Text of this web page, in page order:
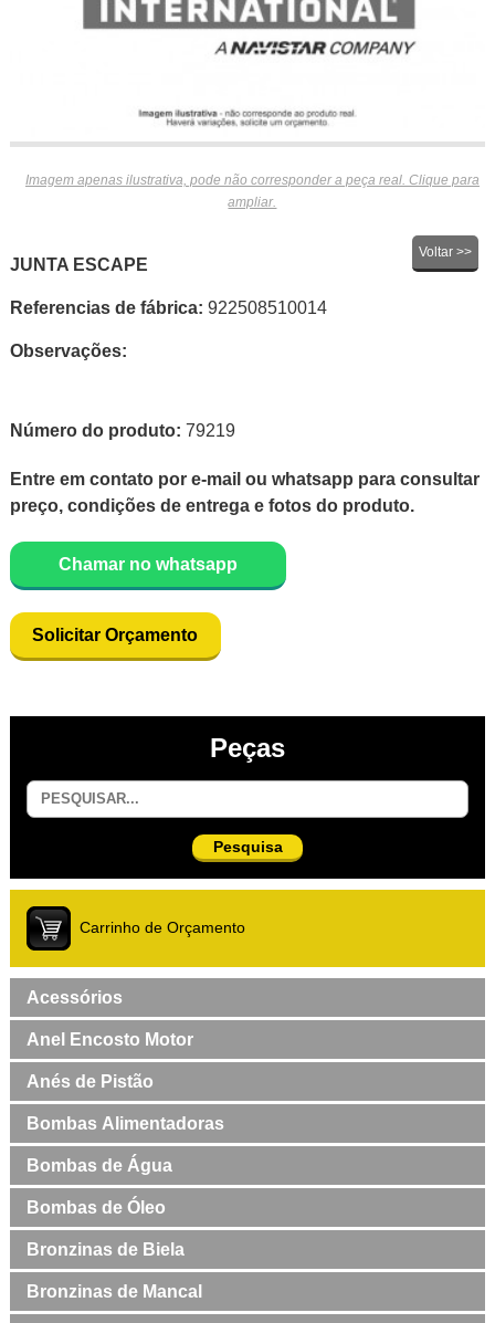
Imagem apenas ilustrativa, pode não corresponder a peça real. Clique para
ampliar.
Voltar >>
JUNTA ESCAPE
Referencias de fábrica: 922508510014
Observações:
Número do produto: 79219
Entre em contato por e-mail ou whatsapp para consultar
preço, condições de entrega e fotos do produto.
Chamar no whatsapp
Solicitar Orçamento
Peças
Pesquisa
Carrinho de Orçamento
Acessórios
Anel Encosto Motor
Anés de Pistão
Bombas Alimentadoras
Bombas de Água
Bombas de Óleo
Bronzinas de Biela
Bronzinas de Mancal